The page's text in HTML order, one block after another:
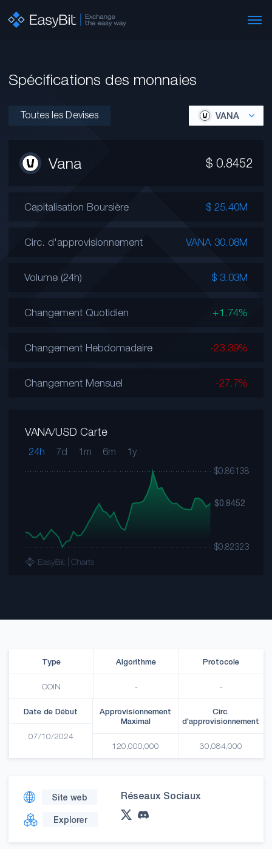
Spécifications des monnaies
Toutes les Devises VANA
Vana $ 0.8452
Capitalisation Boursière $ 25.40M
Circ. d'approvisionnement VANA 30.08M
Volume (24h) $ 3.03M
Changement Quotidien +1.74%
Changement Hebdomadaire -23.39%
Changement Mensuel -27.7%
VANA/USD Carte
24h 7d 1m 6m 1y
Type
COIN
Algorithme
-
Protocole
-
Date de Début
07/10/2024
Approvisionnement
Maximal
120,000,000
Circ.
d'approvisionnement
30,084,000
Site web
Explorer
Réseaux Sociaux